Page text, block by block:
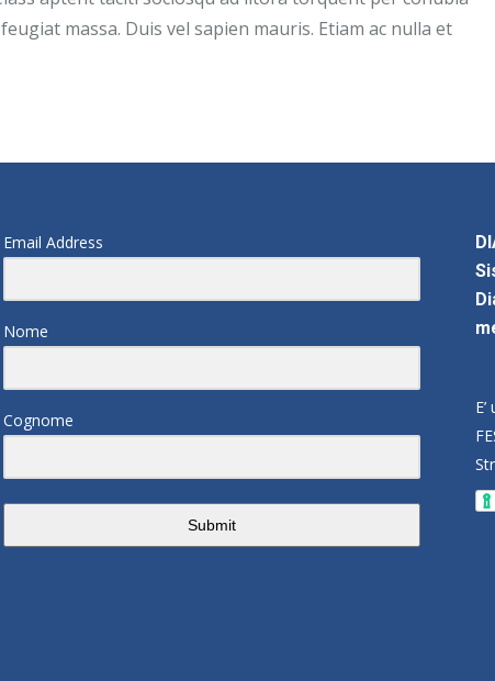
massa. Duis vel sapien mauris. Etiam ac nulla et
Email Address
Nome
Cognome
Submit